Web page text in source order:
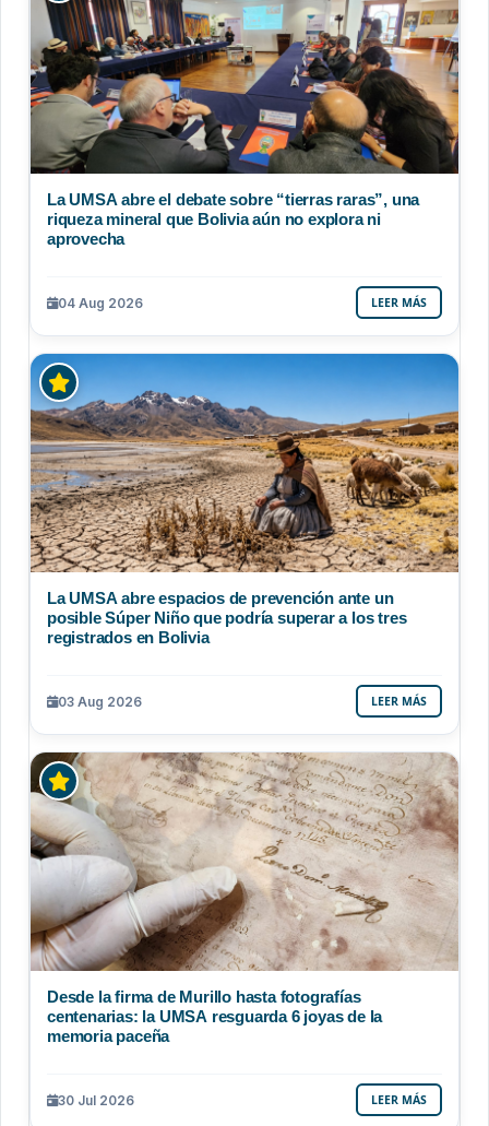
La UMSA abre el debate sobre “tierras raras”, una
riqueza mineral que Bolivia aún no explora ni
aprovecha
04 Aug 2026 LEER MÁS
La UMSA abre espacios de prevención ante un
posible Súper Niño que podría superar a los tres
registrados en Bolivia
03 Aug 2026 LEER MÁS
Desde la firma de Murillo hasta fotografías
centenarias: la UMSA resguarda 6 joyas de la
memoria paceña
30 Jul 2026 LEER MÁS